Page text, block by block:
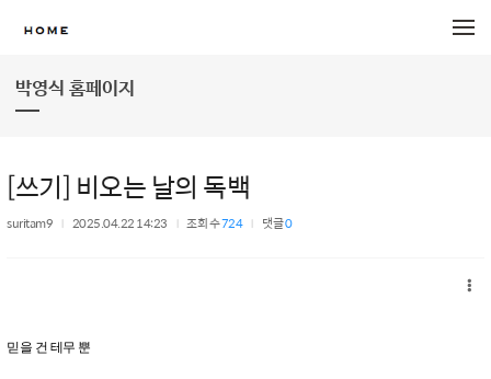
박영식 홈페이지
[쓰기] 비오는 날의 독백
suritam9 2025.04.22 14:23 조회 수724 댓글0
믿을 건 테무 뿐